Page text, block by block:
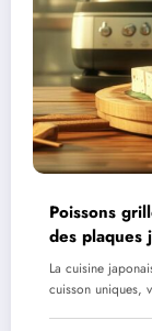
Poissons
des plaques
La cuisine
cuisson uniques,